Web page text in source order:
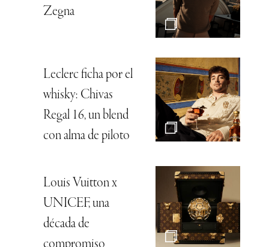
Zegna
Leclerc ficha por el
whisky: Chivas
Regal 16, un blend
con alma de piloto
Louis Vuitton x
UNICEF, una
década de